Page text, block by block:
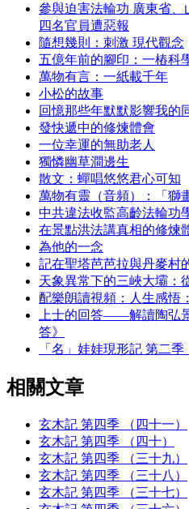
參與迫害法輪功 廣東省
四名官員遭惡報
隨想幾則：刺激 現代觀念
五億年前的腳印：一樁科
萬物有言：一紙載千年
小松的故事
回憶那些年默默影響我的
發快遞中的修煉體會
一位幸運的無助老人
獨憐幽草澗邊生
散文：蟬唱悠悠君心可知
萬物有靈（音頻）：「獅
中共違法收監高齡法輪功
在景點洪法講真相的修煉
為他的一念
記在聖塔芭芭拉與丹麥村
天象異常下的三峽大壩：
配樂朗讀視頻：人生感悟
上士的回答——解讀陶弘
答》
「名」娃娃現形記 第二季
相關文章
玄木記 第四季 （四十一）
玄木記 第四季 （四十）
玄木記 第四季 （三十九）
玄木記 第四季 （三十八）
玄木記 第四季 （三十七）